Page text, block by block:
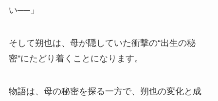
い──」
そして朔也は、母が隠していた衝撃の“出生の秘
密”にたどり着くことになります。
物語は、母の秘密を探る一方で、朔也の変化と成